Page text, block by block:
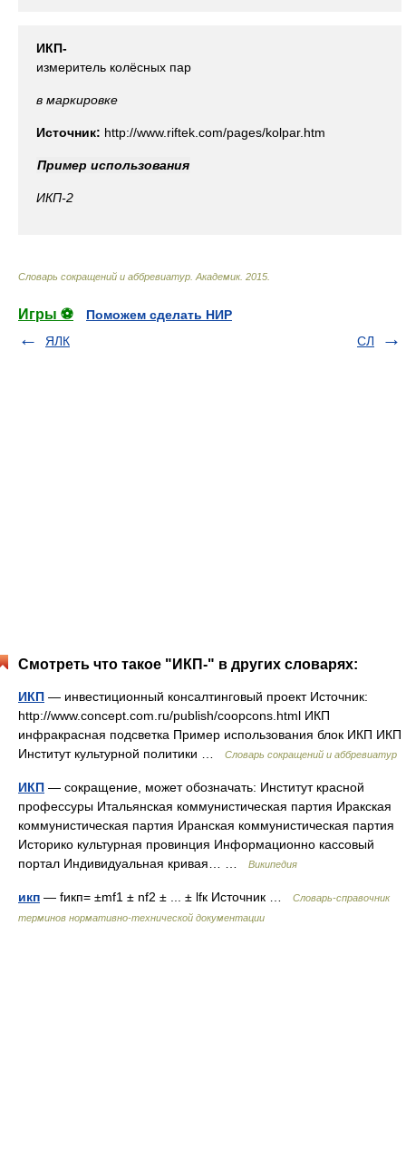
ИКП-
измеритель колёсных пар
в маркировке
Источник: http://www.riftek.com/pages/kolpar.htm
Пример использования
ИКП-2
Словарь сокращений и аббревиатур Академик. 2015
Игры ⚽
Поможем сделать НИР
ЯЛК
СЛ
Смотреть что такое "ИКП-" в других словарях:
ИКП — инвестиционный консалтинговый проект Источник:
http://www.concept.com.ru/publish/coopcons.html ИКП
инфракрасная подсветка Пример использования блок ИКП ИКП
Институт культурной политики …
Словарь сокращений и аббревиатур
ИКП — сокращение, может обозначать: Институт красной
профессуры Итальянская коммунистическая партия Иракская
коммунистическая партия Иранская коммунистическая партия
Историко культурная провинция Информационно кассовый
портал Индивидуальная кривая… …
Википедия
икп — fикп= ±mf1 ± nf2 ± ... ± lfк Источник …
Словарь-справочник
терминов нормативно-технической документации